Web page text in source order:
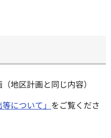
地区計画と同じ内容）
等について」 をご覧くださ